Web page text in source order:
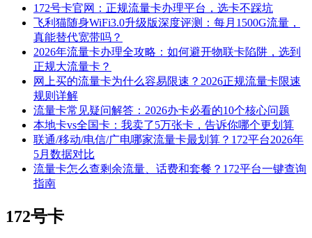
172号卡官网：正规流量卡办理平台，选卡不踩坑
飞利猫随身WiFi3.0升级版深度评测：每月1500G流量，
真能替代宽带吗？
2026年流量卡办理全攻略：如何避开物联卡陷阱，选到
正规大流量卡？
网上买的流量卡为什么容易限速？2026正规流量卡限速
规则详解
流量卡常见疑问解答：2026办卡必看的10个核心问题
本地卡vs全国卡：我卖了5万张卡，告诉你哪个更划算
联通/移动/电信/广电哪家流量卡最划算？172平台2026年
5月数据对比
流量卡怎么查剩余流量、话费和套餐？172平台一键查询
指南
172号卡